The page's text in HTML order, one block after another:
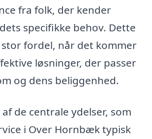
fra folk, der kender
specifikke behov. Dette
fordel, når det kommer
løsninger, der passer
og dens beliggenhed.
de centrale ydelser, som
i Over Hornbæk typisk